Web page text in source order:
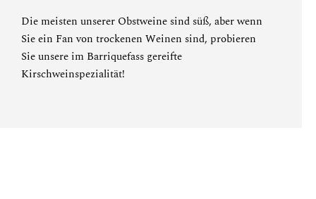
Die meisten unserer Obstweine sind süß, aber wenn
Sie ein Fan von trockenen Weinen sind, probieren
Sieunsere im Barriquefass gereifte
Kirschweinspezialität!